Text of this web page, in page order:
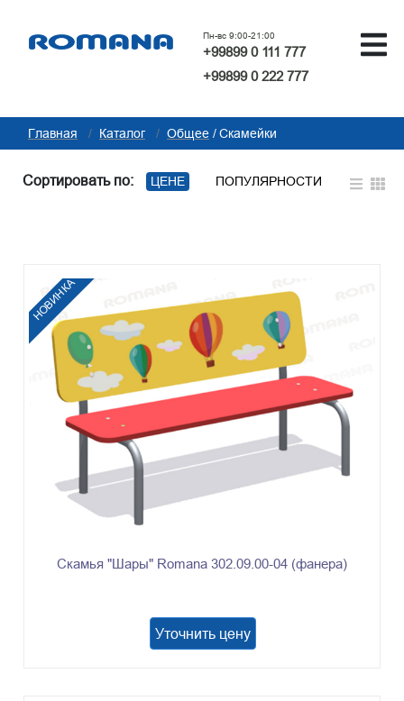
Пн-вс 9:00-21:00
+99899 0 111 777
+99899 0 222 777
Главная Каталог Общее Скамейки
Сортировать по: ЦЕНЕ ПОПУЛЯРНОСТИ
НОВИНКА
Уточнить цену
Скамья "Шары" Romana 302.09.00-04 (фанера)